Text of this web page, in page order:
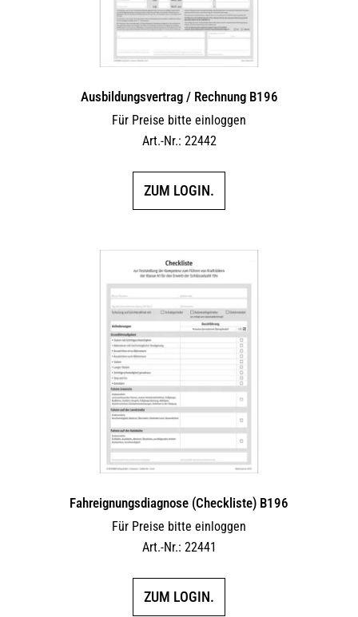
Ausbildungsvertrag / Rechnung B196
Für Preise bitte einloggen
Art.-Nr.: 22442
ZUM LOGIN.
Fahreignungsdiagnose (Checkliste) B196
Für Preise bitte einloggen
Art.-Nr.: 22441
ZUM LOGIN.